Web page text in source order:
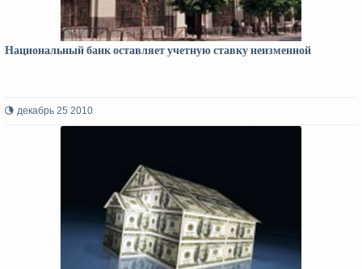
Национальный банк оставляет учетную ставку неизменной
декабрь 25 2010